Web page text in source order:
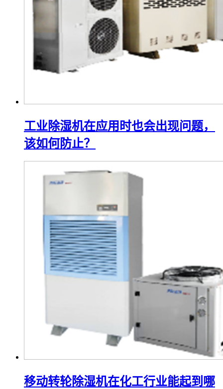
工业除湿机在应用时也会出现问题，
该如何防止？
移动转轮除湿机在化工行业能起到哪